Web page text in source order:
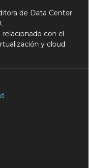
de Data Center
con el
y cloud